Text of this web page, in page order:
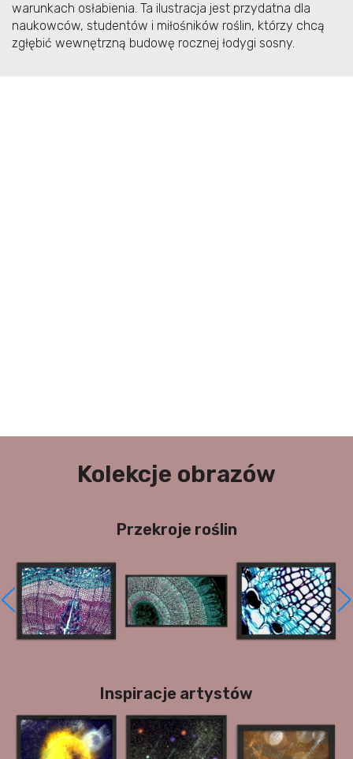
warunkach osłabienia. Ta ilustracja jest przydatna dla
naukowców, studentów i miłośników roślin, którzy chcą
zgłębić wewnętrzną budowę rocznej łodygi sosny.
Kolekcje obrazów
Przekroje roślin
Inspiracje artystów